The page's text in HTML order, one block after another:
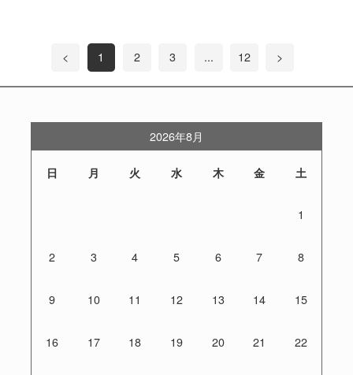
< 1 2 3 ... 12 >
2026年8月
日 月 火 水 木 金 土
1
2 3 4 5 6 7 8
9 10 11 12 13 14 15
16 17 18 19 20 21 22